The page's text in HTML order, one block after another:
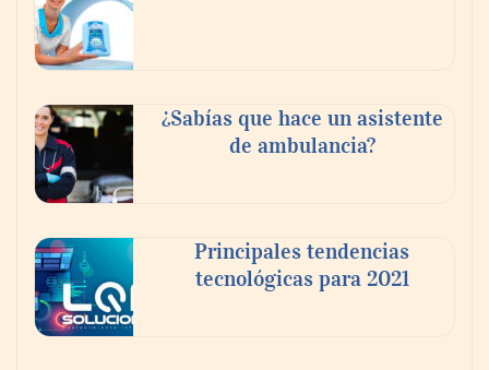
El Foro Iberoamericano volverá a tener un
gran protagonismo en la próxima feria
Veteco, en la que Colombia será el país
invitado
¿Sabías que hace un asistente
de ambulancia?
Principales tendencias
tecnológicas para 2021